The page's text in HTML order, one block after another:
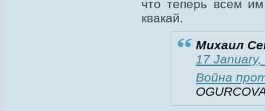
что теперь всем
квакай.
Михаил
17
Война